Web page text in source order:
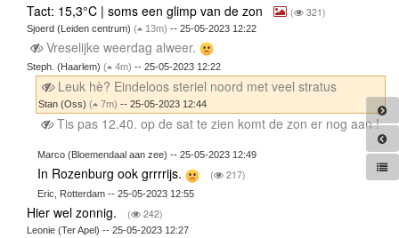
Tact: 15,3°C | soms een glimp van de zon ( 321)
Sjoerd (Leiden centrum) ( 13m) -- 25-05-2023 12:22
Vreselijke weerdag alweer.
Steph. (Haarlem) ( 4m) -- 25-05-2023 12:22
Leuk hè? Eindeloos steriel noord met veel stratus
Stan (Oss)( 7m) -- 25-05-2023 12:44
Tis pas 12.40. op de sat te zien komt de zon er nog aan !
Marco (Bloemendaal aan zee) -- 25-05-2023 12:49
In Rozenburg ook grrrrijs. ( 217)
Eric, Rotterdam -- 25-05-2023 12:55
Hier wel zonnig. ( 242)
Leonie (Ter Apel) -- 25-05-2023 12:27